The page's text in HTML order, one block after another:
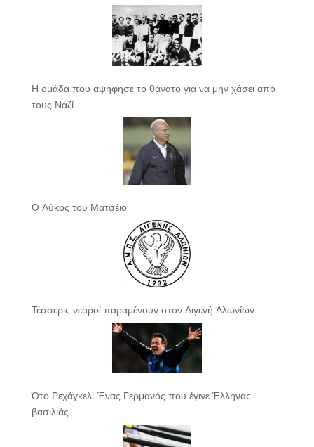
Η ομάδα που αψήφησε το θάνατο για να μην χάσει από
τους Ναζί
Ο Λύκος του Ματσέιο
Τέσσερις νεαροί παραμένουν στον Διγενή Αλωνίων
Ότο Ρεχάγκελ: Ένας Γερμανός που έγινε Έλληνας
βασιλιάς